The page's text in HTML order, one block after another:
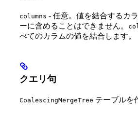
columns - 任意。値を結合するカ
ーに含めることはできません。
べてのカラムの値を結合します。
クエリ句
CoalescingMergeTree テーブルを